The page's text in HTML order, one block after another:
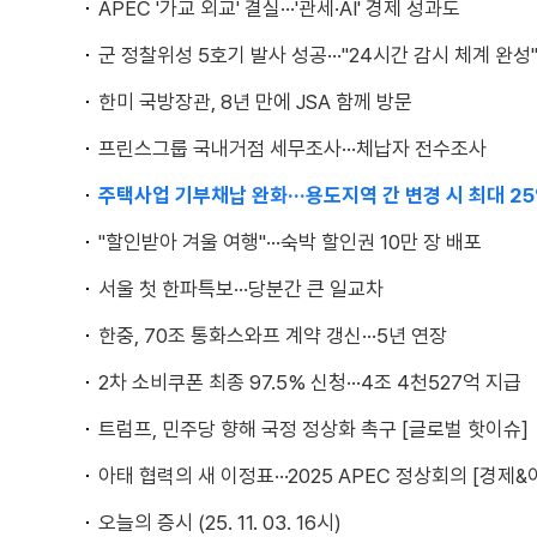
APEC '가교 외교' 결실···'관세·AI' 경제 성과도
군 정찰위성 5호기 발사 성공···"24시간 감시 체계 완성"
한미 국방장관, 8년 만에 JSA 함께 방문
프린스그룹 국내거점 세무조사···체납자 전수조사
주택사업 기부채납 완화···용도지역 간 변경 시 최대
"할인받아 겨울 여행"···숙박 할인권 10만 장 배포
서울 첫 한파특보···당분간 큰 일교차
한중, 70조 통화스와프 계약 갱신···5년 연장
2차 소비쿠폰 최종 97.5% 신청···4조 4천527억 지급
트럼프, 민주당 향해 국정 정상화 촉구 [글로벌 핫이슈]
아태 협력의 새 이정표···2025 APEC 정상회의 [경제&
오늘의 증시 (25. 11. 03. 16시)